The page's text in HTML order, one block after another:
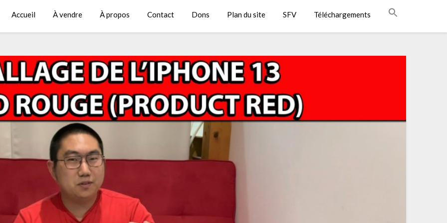
Accueil À vendre À propos Contact Dons Plan du site SFV Téléchargements